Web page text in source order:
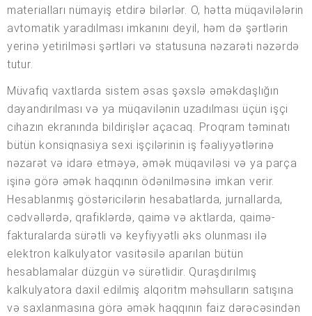
materialları nümayiş etdirə bilərlər. O, hətta müqavilələrin
avtomatik yaradılması imkanını deyil, həm də şərtlərin
yerinə yetirilməsi şərtləri və statusuna nəzarəti nəzərdə
tutur.
Müvafiq vaxtlarda sistem əsas şəxslə əməkdaşlığın
dayandırılması və ya müqavilənin uzadılması üçün işçi
cihazın ekranında bildirişlər açacaq. Proqram təminatı
bütün konsiqnasiya sexi işçilərinin iş fəaliyyətlərinə
nəzarət və idarə etməyə, əmək müqaviləsi və ya parça
işinə görə əmək haqqının ödənilməsinə imkan verir.
Hesablanmış göstəricilərin hesabatlarda, jurnallarda,
cədvəllərdə, qrafiklərdə, qaimə və aktlarda, qaimə-
fakturalarda sürətli və keyfiyyətli əks olunması ilə
elektron kalkulyator vasitəsilə aparılan bütün
hesablamalar düzgün və sürətlidir. Quraşdırılmış
kalkulyatora daxil edilmiş alqoritm məhsulların satışına
və saxlanmasına görə əmək haqqının faiz dərəcəsindən